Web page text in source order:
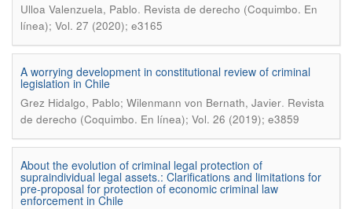
Ulloa Valenzuela, Pablo. Revista de derecho (Coquimbo. En
línea); Vol. 27 (2020); e3165
A worrying development in constitutional review of criminal
legislation in Chile
Grez Hidalgo, Pablo; Wilenmann von Bernath, Javier. Revista
de derecho (Coquimbo. En línea); Vol. 26 (2019); e3859
About the evolution of criminal legal protection of
supraindividual legal assets.: Clarifications and limitations for
pre-proposal for protection of economic criminal law
enforcement in Chile